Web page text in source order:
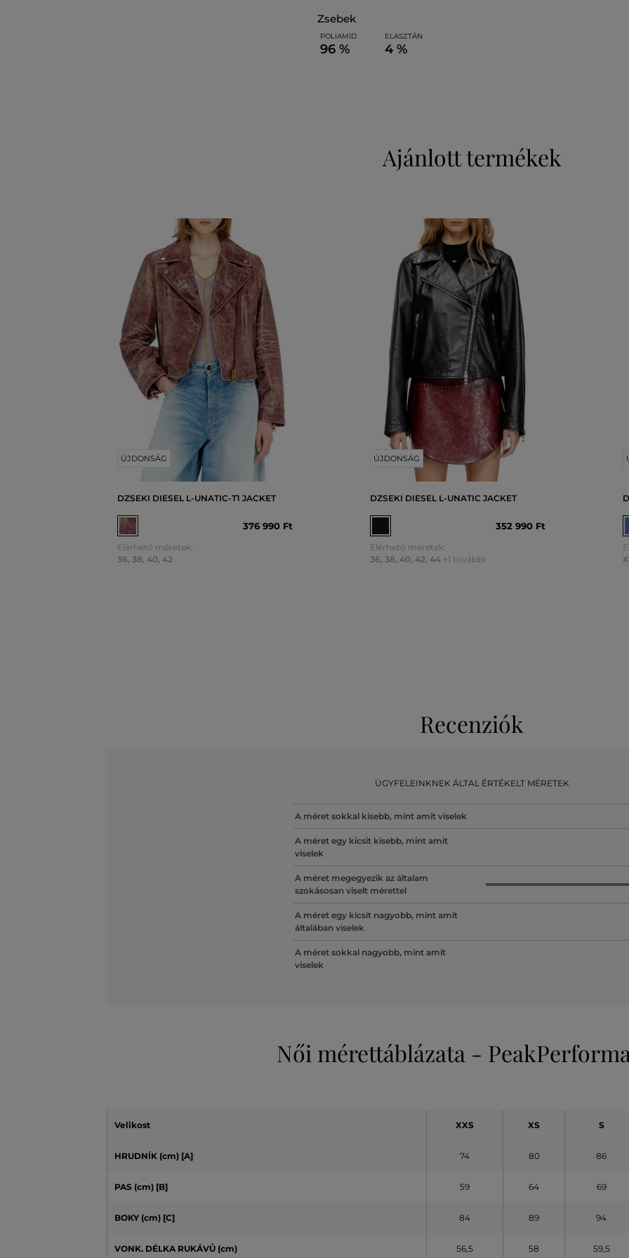
zsebek
POLIAMID
96 %
ELASZTÁN
4 %
Ajánlott termékek
ÚJDONSÁG
DZSEKI DIESEL L-UNATIC-T1 JACKET
376 990 Ft
Elérhető méretek:
36, 38, 40, 42
ÚJDONSÁG
DZSEKI DIESEL L-UNATIC JACKET
352 990 Ft
Elérhető méretek:
36, 38, 40, 42, 44 +1 további
Recenziók
ÜGYFELEINKNEK ÁLTAL ÉRTÉKELT MÉRETEK
A méret sokkal kisebb, mint amit viselek
A méret egy kicsit kisebb, mint amit
viselek
A méret megegyezik az általam
szokásosan viselt mérettel
A méret egy kicsit nagyobb, mint amit
általában viselek
A méret sokkal nagyobb, mint amit
viselek
Női mérettáblázata -
Velikost XXS XS S
HRUDNÍK (cm) [A] 74 80 86
PAS (cm) [B] 59 64 69
BOKY (cm) [C] 84 89 94
VONK. DÉLKA RUKÁVŮ (cm) 56,5 58 59,5